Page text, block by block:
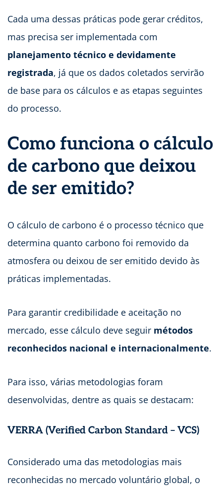
Cada uma dessas práticas pode gerar créditos,
mas precisa ser implementada com
planejamento técnico e devidamente
registrada, já que os dados coletados servirão
de base para os cálculos e as etapas seguintes
do processo.
Como funciona o cálculo
de carbono que deixou
de ser emitido?
O cálculo de carbono é o processo técnico que
determina quanto carbono foi removido da
atmosfera ou deixou de ser emitido devido às
práticas implementadas.
Para garantir credibilidade e aceitação no
mercado, esse cálculo deve seguir métodos
reconhecidos nacional e internacionalmente.
Para isso, várias metodologias foram
desenvolvidas, dentre as quais se destacam:
VERRA (Verified Carbon Standard – VCS)
Considerado uma das metodologias mais
reconhecidas no mercado voluntário global, o